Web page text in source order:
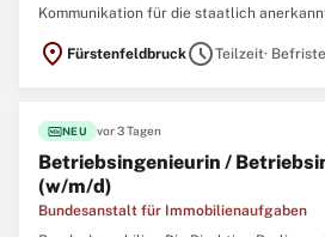
Kommunikation für die staatlich
Landkreis Fürstenfeldbruck und Stadt
Stunden zum nächstmöglichen Zeitpunkt.
location_on FürstenfeldbruckscheduleTeilzeit·
fiber_newNEU vor 3 Tagen
Betriebsingenieurin /
(w/m/d)
Bundesanstalt für Immobilienaufgaben